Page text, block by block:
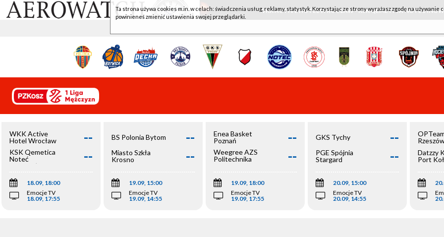
WKK ACTIVE HOTEL WROCŁAW - KSK QEMETICA NOTEĆ
WKK Active
Hotel Wrocław
--
KSK Qemetica
Noteć
Inowrocław
--
18.09, 18:00
Emocje TV
18.09, 17:55
BS Polonia Bytom --
Miasto Szkła
Krosno
--
19.09, 15:00
Emocje TV
19.09, 14:55
Enea Basket
Poznań
--
Weegree AZS
Politechnika
--
19.09, 18:00
Emocje TV
19.09, 17:55
GKS Tychy --
PGE Spójnia
Stargard
--
20.09, 15:00
Emocje TV
20.09, 14:55
Datzzy
Port
Ta strona używa cookies m.in. w celach: świadczenia usług, reklamy, statystyk. Korzystając ze strony wyrażasz zgodę na używanie
powinieneś zmienić ustawienia swojej przeglądarki.